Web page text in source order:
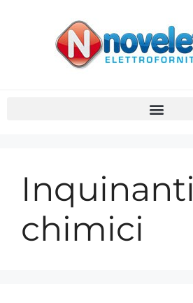
Inquinanti
chimici